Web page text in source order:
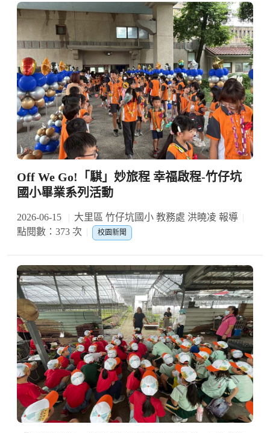
Off We Go!「騏」妙旅程 幸福啟程-竹仔坑
國小畢業系列活動
2026-06-15
大里區 竹仔坑國小 教務處 洪曉凌 報導
點閱數：373 次
校園新聞